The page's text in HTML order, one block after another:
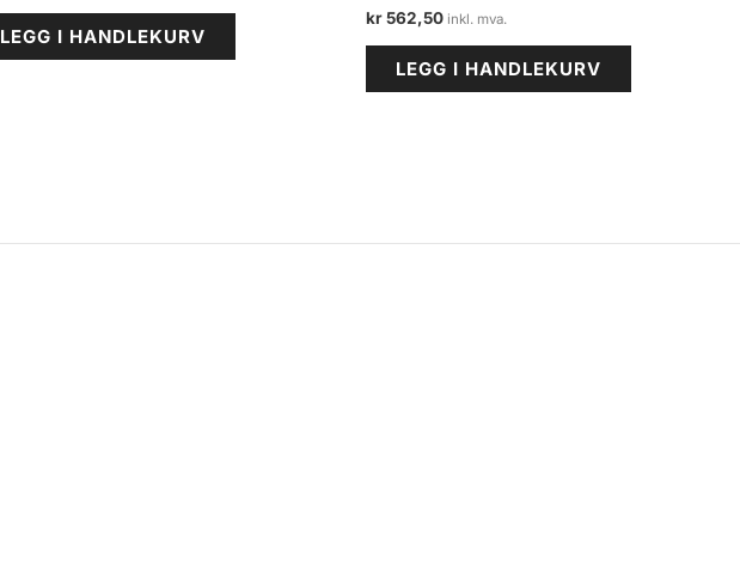
LEGG I HANDLEKURV
kr562,50
LEGG I HANDLEKURV